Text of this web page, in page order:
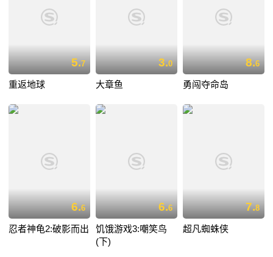
5.7
重返地球
3.0
大章鱼
8.6
勇闯夺命岛
6.6
忍者神龟2:破影而出
6.6
饥饿游戏3:嘲笑鸟
(下)
7.8
超凡蜘蛛侠